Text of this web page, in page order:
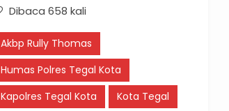
Dibaca 658 kali
Akbp Rully Thomas
Humas Polres Tegal Kota
Kapolres Tegal Kota
Kota Tegal